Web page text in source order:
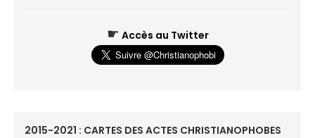
☛ Accès au Twitter
2015-2021 : CARTES DES ACTES CHRISTIANOPHOBES